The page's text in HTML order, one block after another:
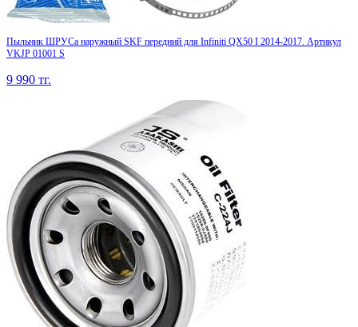
Пыльник ШРУСа наружный SKF передний для Infiniti QX50 I 2014-2017. Артикул
VKJP 01001 S
9 990 тг.